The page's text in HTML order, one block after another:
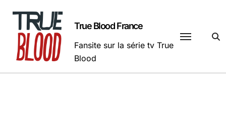
contenu
True Blood France
Fansite sur la série tv True
Blood